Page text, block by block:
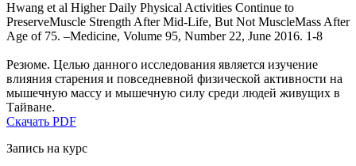
Hwang et al Higher Daily Physical Activities Continue to
PreserveMuscle Strength After Mid-Life, But Not MuscleMass After
Age of 75. –Medicine, Volume 95, Number 22, June 2016. 1-8
Резюме. Целью данного исследования является изучение
влияния старения и повседневной физической активности на
мышечную массу и мышечную силу среди людей живущих в
Тайване.
Скачать PDF
Запись на курс